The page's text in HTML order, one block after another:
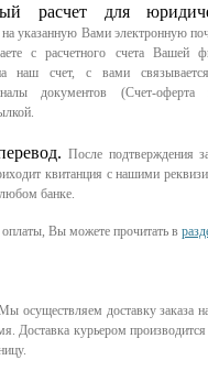
расчет для
указанную Вами электронную
с расчетного счета Вашей
наш счет, с вами
документов (Счет-оферта
После подтверждения
квитанция с нашими
банке.
Вы можете прочитать в
осуществляем доставку заказа
Доставка курьером